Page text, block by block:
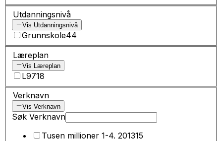
Utdanningsnivå
Vis Utdanningsnivå
Grunnskole44
Læreplan
Vis Læreplan
L9718
Verknavn
Vis Verknavn
Søk Verknavn
Tusen millioner 1-4. 201315